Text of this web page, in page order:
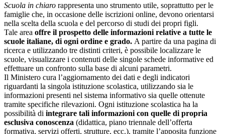
Scuola in chiaro rappresenta uno strumento utile, soprattutto per le
famiglie che, in occasione delle iscrizioni online, devono orientarsi
nella scelta della scuola e del percorso di studi dei propri figli.
Tale area offre il prospetto delle informazioni relative a tutte le
scuole italiane, di ogni ordine e grado. A partire da una pagina di
ricerca e utilizzando tre distinti criteri, è possibile localizzare le
scuole, visualizzare i contenuti delle singole schede informative ed
effettuare un confronto sulla base di alcuni parametri.
Il Ministero cura l’aggiornamento dei dati e degli indicatori
riguardanti la singola istituzione scolastica, utilizzando sia le
informazioni presenti nel sistema informativo sia quelle ottenute
tramite specifiche rilevazioni. Ogni istituzione scolastica ha la
possibilità di integrare tali informazioni con quelle di propria
esclusiva conoscenza (didattica, piano triennale dell’offerta
formativa, servizi offerti, strutture, ecc.), tramite l’apposita funzione